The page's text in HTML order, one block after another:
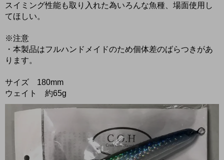
スイミング性能も取り入れた為いろんな魚種、場面使用し
てほしい。
※注意
・本製品はフルハンドメイドのため個体差のばらつきがあ
ります。
サイズ 180mm
ウェイト 約65g